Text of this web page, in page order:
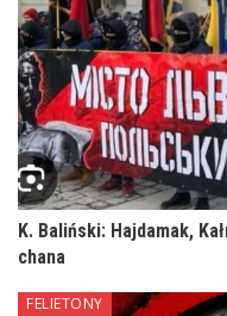
K. Baliński: Hajdamak,
chana
FELIETONY